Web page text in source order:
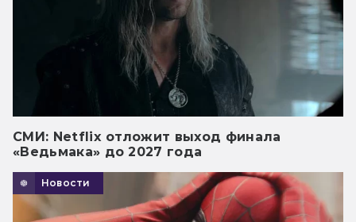
СМИ: Netflix отложит выход финала
«Ведьмака» до 2027 года
Новости